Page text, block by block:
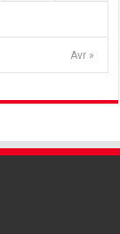
Avr »